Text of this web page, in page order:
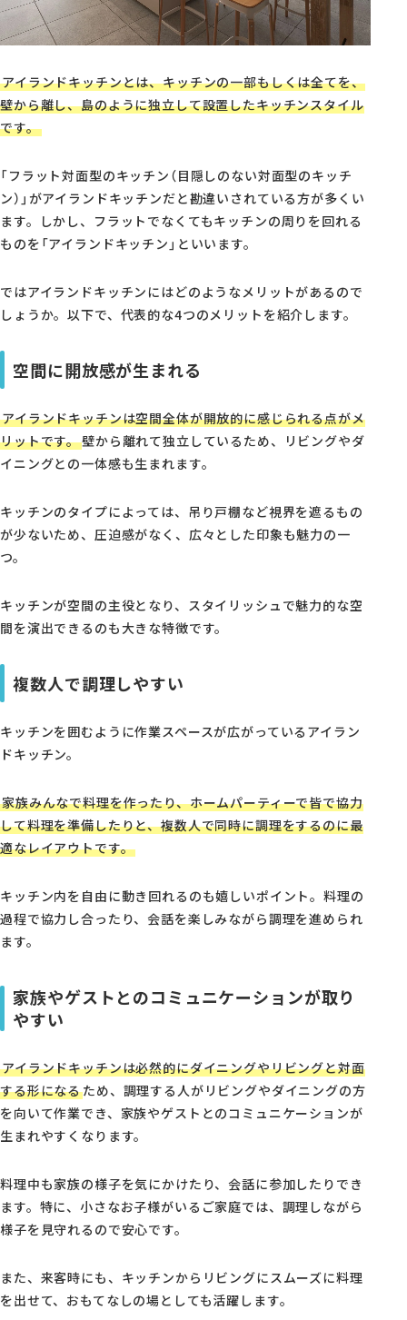
アイランドキッチンとは、キッチンの一部もしくは全てを、
壁から離し、島のように独立して設置したキッチンスタイル
です。
「フラット対面型のキッチン（目隠しのない対面型のキッチ
ン）」がアイランドキッチンだと勘違いされている方が多くい
ます。しかし、フラットでなくてもキッチンの周りを回れる
ものを「アイランドキッチン」といいます。
ではアイランドキッチンにはどのようなメリットがあるので
しょうか。以下で、代表的な4つのメリットを紹介します。
空間に開放感が生まれる
アイランドキッチンは空間全体が開放的に感じられる点がメ
リットです。壁から離れて独立しているため、リビングやダ
イニングとの一体感も生まれます。
キッチンのタイプによっては、吊り戸棚など視界を遮るもの
が少ないため、圧迫感がなく、広々とした印象も魅力の一
つ。
キッチンが空間の主役となり、スタイリッシュで魅力的な空
間を演出できるのも大きな特徴です。
複数人で調理しやすい
キッチンを囲むように作業スペースが広がっているアイラン
ドキッチン。
家族みんなで料理を作ったり、ホームパーティーで皆で協力
して料理を準備したりと、複数人で同時に調理をするのに最
適なレイアウトです。
キッチン内を自由に動き回れるのも嬉しいポイント。料理の
過程で協力し合ったり、会話を楽しみながら調理を進められ
ます。
家族やゲストとのコミュニケーションが取り
やすい
アイランドキッチンは必然的にダイニングやリビングと対面
する形になるため、調理する人がリビングやダイニングの方
を向いて作業でき、家族やゲストとのコミュニケーションが
生まれやすくなります。
料理中も家族の様子を気にかけたり、会話に参加したりでき
ます。特に、小さなお子様がいるご家庭では、調理しながら
様子を見守れるので安心です。
また、来客時にも、キッチンからリビングにスムーズに料理
を出せて、おもてなしの場としても活躍します。